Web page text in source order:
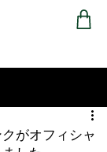
がオフィシャ